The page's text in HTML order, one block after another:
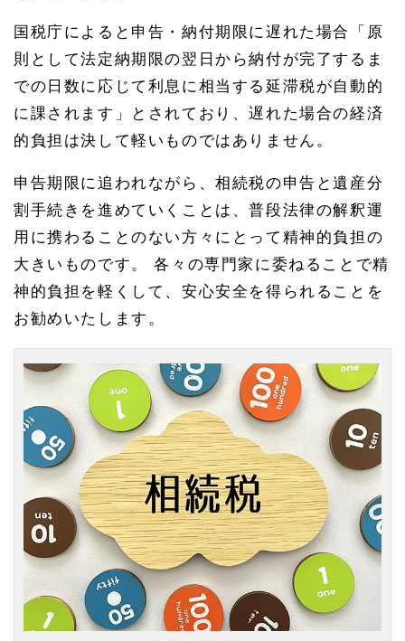
始
か
ら1
0か
1
金の
約、
遺産
分割
協議
作成
いへ
1.
税申
告・
遺産
分割
協議
を終
えて
1.
3
屋相
続相
談所
国税庁によると申告・納付期限に遅れた場合「原
則として法定納期限の翌日から納付が完了するま
での日数に応じて利息に相当する延滞税が自動的
に課されます」とされており、遅れた場合の経済
的負担は決して軽いものではありません。
申告期限に追われながら、相続税の申告と遺産分
割手続きを進めていくことは、普段法律の解釈運
用に携わることのない方々にとって精神的負担の
大きいものです。 各々の専門家に委ねることで精
神的負担を軽くして、安心安全を得られることを
お勧めいたします。